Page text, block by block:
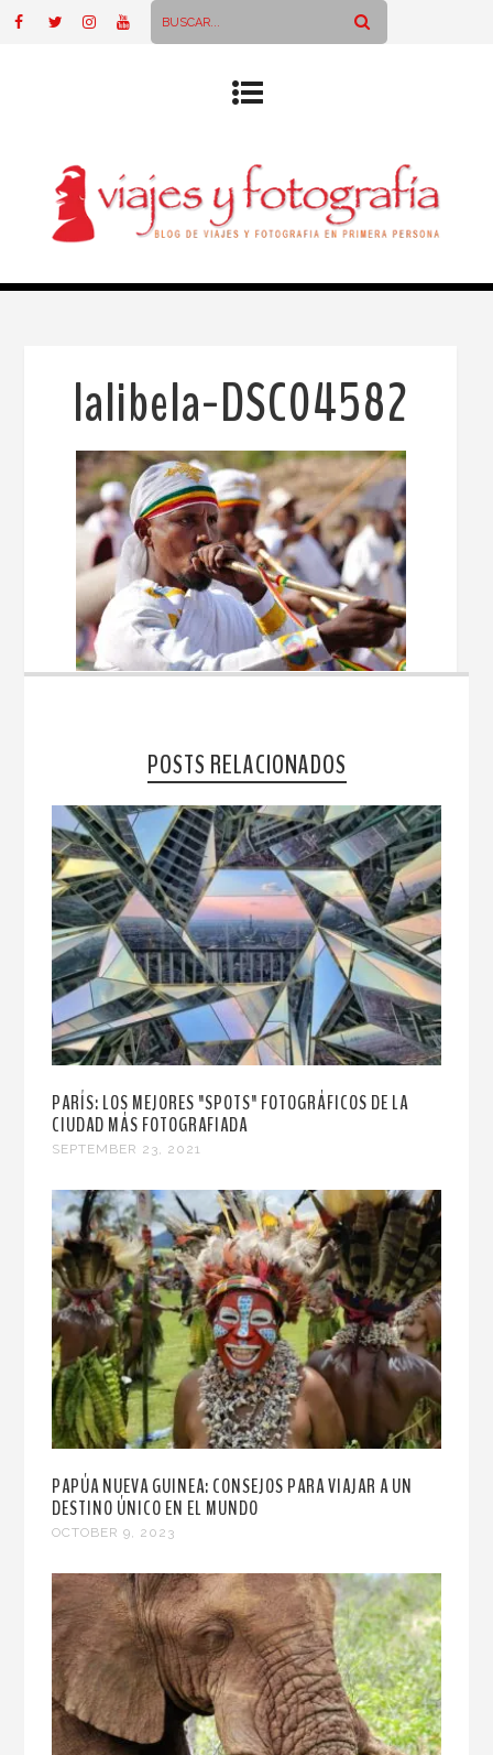
lalibela-DSC04582
POSTS RELACIONADOS
PARÍS: LOS MEJORES "SPOTS" FOTOGRÁFICOS DE LA
CIUDAD MÁS FOTOGRAFIADA
SEPTEMBER 23, 2021
PAPÚA NUEVA GUINEA: CONSEJOS PARA VIAJAR A UN
DESTINO ÚNICO EN EL MUNDO
OCTOBER 9, 2023